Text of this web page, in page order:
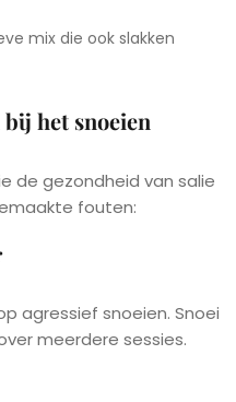
mix die ook slakken
het snoeien
de gezondheid van salie
fouten:
agressief snoeien. Snoei
meerdere sessies.